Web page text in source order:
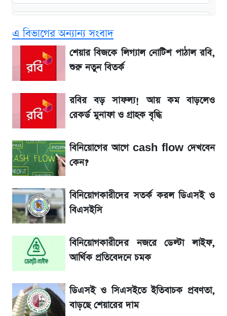
Redmi K80 নিয়ে আপডেট
বাংলাদেশ নিয়ে যা বললেন সজীব ওয়াজেদ জয়
সাকিবের বাড়িতে হামলা নিয়ে মুখ খুললেন দিলীপ
ঘোষ
লিটনকে নিয়ে টিম ম্যানেজমেন্টের নতুন পরিকল্পনা
জেনে নিন আজকের সোনা ও রুপার সর্বশেষ দাম
আগামীকালই স্পষ্ট হবে এসএসসি ফল প্রকাশের
তারিখ
তাপমাত্রা নিয়ে নতুন পূর্বাভাস দিল আবহাওয়া অফিস
৬ আগস্ট দেশের বাজারে স্বর্ণের দাম
রবির বড় সাফল্য! আয় কম বাড়লেও রেকর্ড মুনাফা ও
এ বিভাগের অন্যান্য সংবাদ
শেয়ার বিজকে লিগ্যাল নোটিশ পাঠাল রবি,
শুরু নতুন বিতর্ক
রবির বড় সাফল্য! আয় কম বাড়লেও
রেকর্ড মুনাফা ও গ্রাহক বৃদ্ধি
বিনিয়োগের আগে cash flow দেখবেন
কেন?
বিনিয়োগকারীদের সতর্ক করল ডিএসই ও
বিএসইসি
বিনিয়োগকারীদের নজরে ডেল্টা লাইফ,
আর্থিক প্রতিবেদনে চমক
ডিএসই ও সিএসইতে ইতিবাচক প্রবণতা,
বাড়ছে শেয়ারের দাম